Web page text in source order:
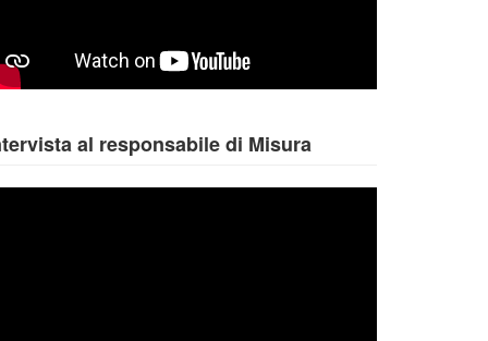
al responsabile di Misura